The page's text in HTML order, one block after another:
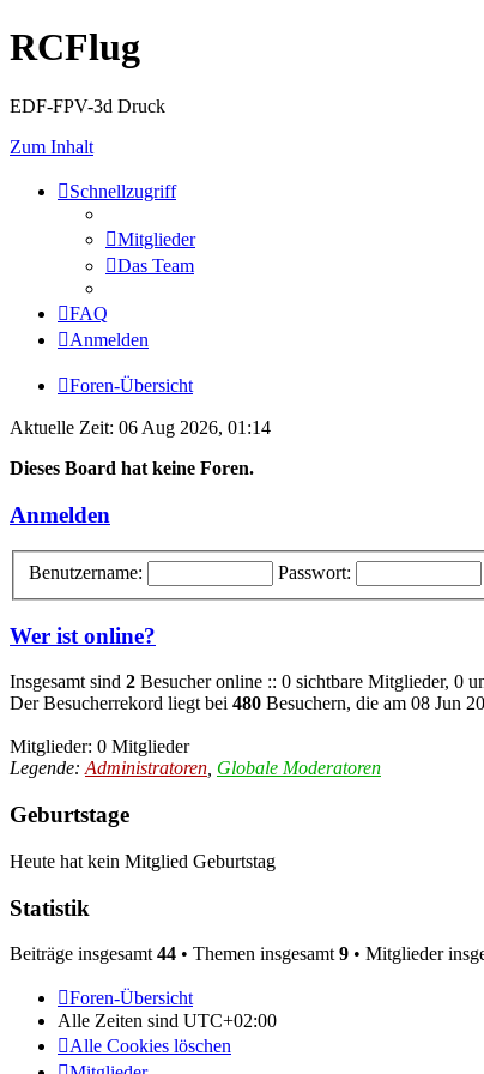
RCFlug
EDF-FPV-3d Druck
Zum Inhalt
Schnellzugriff
Mitglieder
Das Team
FAQ
Anmelden
Foren-Übersicht
Aktuelle Zeit: 06 Aug 2026, 01:14
Dieses Board hat keine Foren.
Anmelden
Benutzername: Passwort:
Wer ist online?
Insgesamt sind 2 Besucher online :: 0 sichtbare Mitglieder, 0
Der Besucherrekord liegt bei 480 Besuchern, die am 08 Jun
Mitglieder: 0 Mitglieder
Legende: Administratoren Globale Moderatoren
Geburtstage
Heute hat kein Mitglied Geburtstag
Statistik
Beiträge insgesamt 44 • Themen insgesamt 9 • Mitglieder
Foren-Übersicht
Alle Zeiten sind UTC+02:00
Alle Cookies löschen